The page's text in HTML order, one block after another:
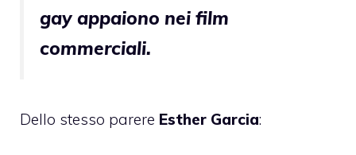
gay appaiono nei film
commerciali.
Dello stesso parere Esther Garcia: